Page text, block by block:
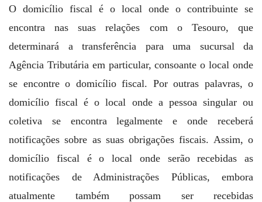
O domicílio fiscal é o local onde o contribuinte se
encontra nas suas relações com o Tesouro, que
determinará a transferência para uma sucursal da
Agência Tributária em particular, consoante o local onde
se encontre o domicílio fiscal. Por outras palavras, o
domicílio fiscal é o local onde a pessoa singular ou
coletiva se encontra legalmente e onde receberá
notificações sobre as suas obrigações fiscais. Assim, o
domicílio fiscal é o local onde serão recebidas as
notificações de Administrações Públicas, embora
atualmente também possam ser recebidas